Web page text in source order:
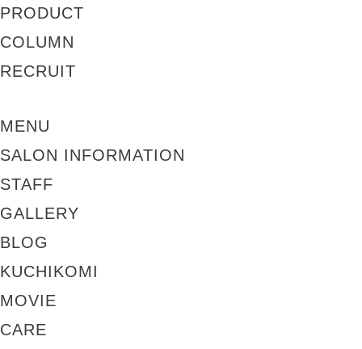
PRODUCT
COLUMN
RECRUIT
MENU
SALON INFORMATION
STAFF
GALLERY
BLOG
KUCHIKOMI
MOVIE
CARE